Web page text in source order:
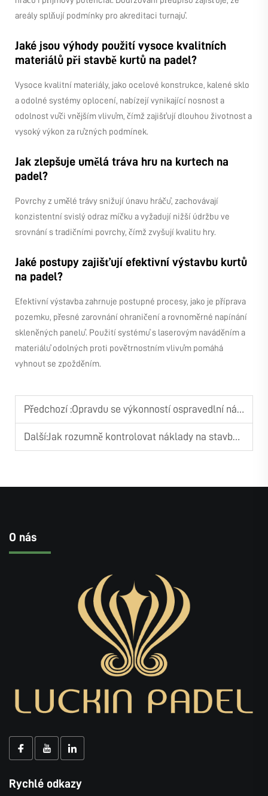
areály splňují podmínky pro akreditaci turnajů.
Jaké jsou výhody použití vysoce kvalitních
materiálů při stavbě kurtů na padel?
Vysoce kvalitní materiály, jako ocelové konstrukce, kalené sklo
a odolné systémy oplocení, nabízejí vynikající nosnost a
odolnost vůči vnějším vlivům, čímž zajišťují dlouhou životnost a
vysoký výkon za různých podmínek.
Jak zlepšuje umělá tráva hru na kurtech na
padel?
Povrchy z umělé trávy snižují únavu hráčů, zachovávají
konzistentní svislý odraz míčku a vyžadují nižší údržbu ve
srovnání s tradičními povrchy, čímž zvyšují kvalitu hry.
Jaké postupy zajišťují efektivní výstavbu kurtů
na padel?
Efektivní výstavba zahrnuje postupné procesy, jako je příprava
pozemku, přesné zarovnání ohraničení a rovnoměrné napínání
skleněných panelů. Použití systémů s laserovým naváděním a
materiálů odolných proti povětrnostním vlivům pomáhá
vyhnout se zpožděním.
Předchozí :Opravdu se výkonností ospravedlní náklady na stavbu padelového hřiště?
Další:Jak rozumně kontrolovat náklady na stavbu padelového hřiště?
O nás
Rychlé odkazy